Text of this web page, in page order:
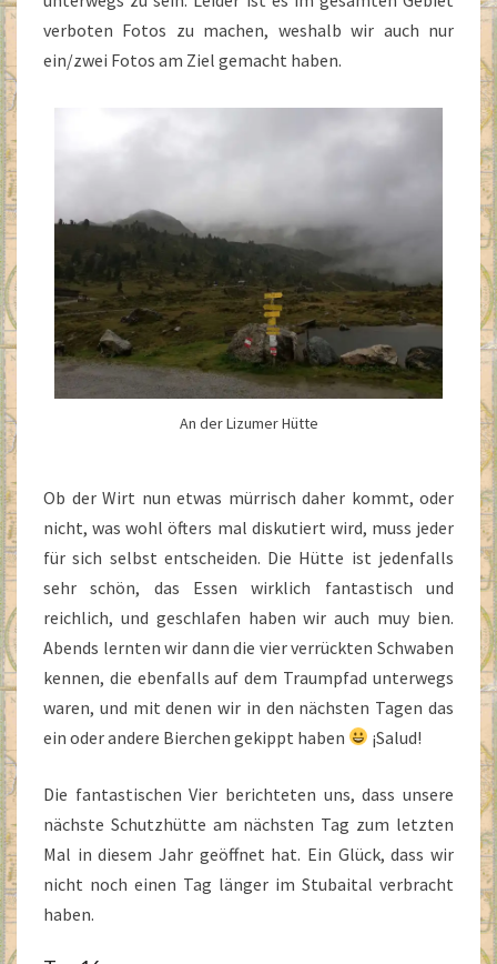
verboten Fotos zu machen, weshalb wir auch nur
ein/zwei Fotos am Ziel gemacht haben.
An der Lizumer Hütte
Ob der Wirt nun etwas mürrisch daher kommt, oder
nicht, was wohl öfters mal diskutiert wird, muss jeder
für sich selbst entscheiden. Die Hütte ist jedenfalls
sehr schön, das Essen wirklich fantastisch und
reichlich, und geschlafen haben wir auch muy bien.
Abends lernten wir dann die vier verrückten Schwaben
kennen, die ebenfalls auf dem Traumpfad unterwegs
waren, und mit denen wir in den nächsten Tagen das
ein oder andere Bierchen gekippt haben
¡Salud!
Die fantastischen Vier berichteten uns, dass unsere
nächste Schutzhütte am nächsten Tag zum letzten
Mal in diesem Jahr geöffnet hat. Ein Glück, dass wir
nicht noch einen Tag länger im Stubaital verbracht
haben.